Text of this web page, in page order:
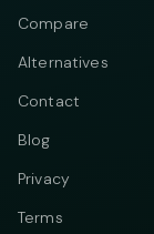
Compare
Alternatives
Contact
Blog
Privacy
Terms